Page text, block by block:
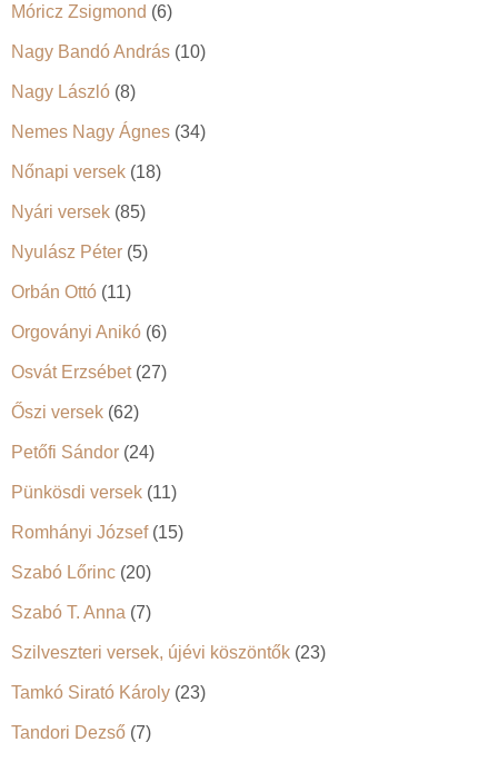
Móricz Zsigmond (6)
Nagy Bandó András (10)
Nagy László (8)
Nemes Nagy Ágnes (34)
Nőnapi versek (18)
Nyári versek (85)
Nyulász Péter (5)
Orbán Ottó (11)
Orgoványi Anikó (6)
Osvát Erzsébet(27)
Őszi versek (62)
Petőfi Sándor (24)
Pünkösdi versek (11)
Romhányi József(15)
Szabó Lőrinc (20)
Szabó T. Anna (7)
Szilveszteri versek, újévi köszöntők (23)
Tamkó Sirató Károly (23)
Tandori Dezső (7)